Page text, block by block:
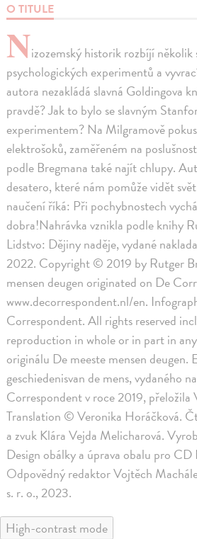
O TITULE
Nizozemský historik rozbíjí několik
psychologických experimentů a
autora nezakládá slavná Goldingova
pravdě? Jak to bylo se slavným
experimentem? Na Milgramově
elektrošoků, zaměřeném na
podle Bregmana také najít chlupy.
desatero, které nám pomůže vidět
naučení říká: Při pochybnostech
dobra!Nahrávka vznikla podle knihy
Lidstvo: Dějiny naděje, vydané
2022. Copyright © 2019 by Rutger
mensen deugen originated on De
www.decorrespondent.nl/en.
Correspondent. All rights reserved
reproduction in whole or in part in
originálu De meeste mensen deugen.
geschiedenisvan de mens, vydaného
Correspondent v roce 2019, přeložila
Translation © Veronika Horáčková.
a zvuk Klára Vejda Melicharová.
Design obálky a úprava obalu pro
Odpovědný redaktor Vojtěch
s. r. o., 2023.
High-contrast mode